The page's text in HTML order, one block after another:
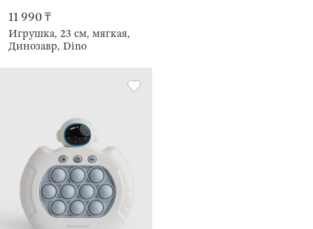
11 990 ₸
Игрушка, 23 см, мягкая,
Динозавр, Dino